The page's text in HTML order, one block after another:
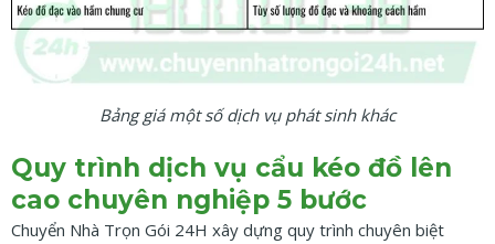
Bảng giá một số dịch vụ phát sinh khác
Quy trình dịch vụ cẩu kéo đồ lên
cao chuyên nghiệp 5 bước
Chuyển Nhà Trọn Gói 24H xây dựng quy trình chuyên biệt